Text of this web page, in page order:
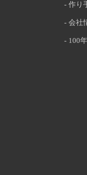
作り
会社
100